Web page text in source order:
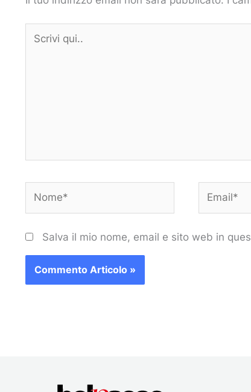
qui..
Salva il mio nome, email e sito web in